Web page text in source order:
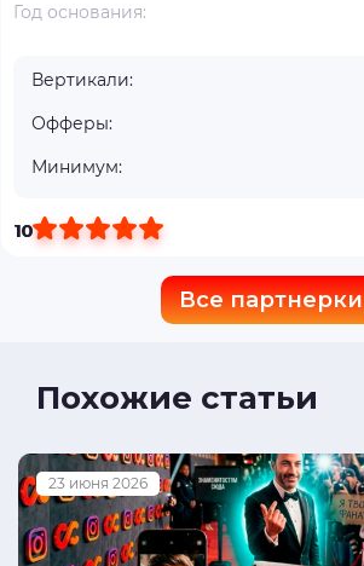
Год основания:
Вертикали:
Офферы:
Минимум:
10
Все партнерки
Похожие статьи
23 июня 2026